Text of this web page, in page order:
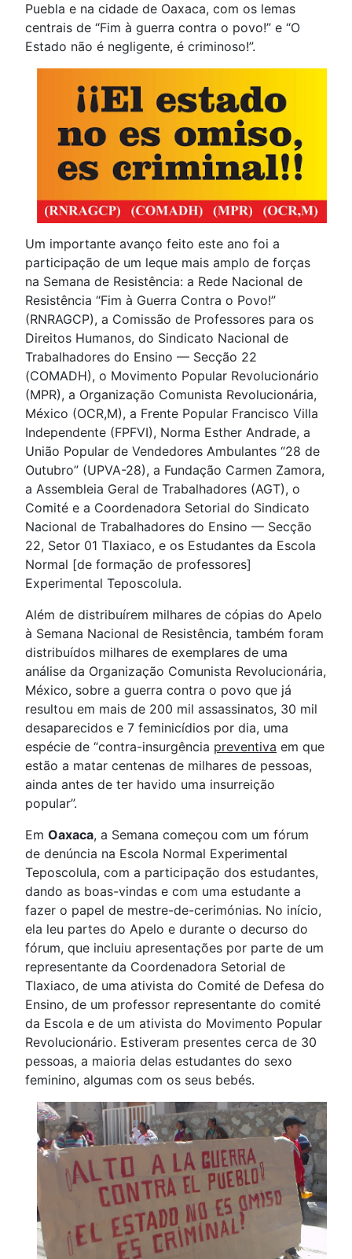
Puebla e na cidade de Oaxaca, com os lemas
centrais de “Fim à guerra contra o povo!” e “O
Estado não é negligente, é criminoso!”.
Um importante avanço feito este ano foi a
participação de um leque mais amplo de forças
na Semana de Resistência: a Rede Nacional de
Resistência “Fim à Guerra Contra o Povo!”
(RNRAGCP), a Comissão de Professores para os
Direitos Humanos, do Sindicato Nacional de
Trabalhadores do Ensino — Secção 22
(COMADH), o Movimento Popular Revolucionário
(MPR), a Organização Comunista Revolucionária,
México (OCR,M), a Frente Popular Francisco Villa
Independente (FPFVI), Norma Esther Andrade, a
União Popular de Vendedores Ambulantes “28 de
Outubro” (UPVA-28), a Fundação Carmen Zamora,
a Assembleia Geral de Trabalhadores (AGT), o
Comité e a Coordenadora Setorial do Sindicato
Nacional de Trabalhadores do Ensino — Secção
22, Setor 01 Tlaxiaco, e os Estudantes da Escola
Normal [de formação de professores]
Experimental Teposcolula.
Além de distribuírem milhares de cópias do Apelo
à Semana Nacional de Resistência, também foram
distribuídos milhares de exemplares de uma
análise da Organização Comunista Revolucionária,
México, sobre a guerra contra o povo que já
resultou em mais de 200 mil assassinatos, 30 mil
desaparecidos e 7 feminicídios por dia, uma
espécie de “contra-insurgência preventiva em que
estão a matar centenas de milhares de pessoas,
ainda antes de ter havido uma insurreição
popular”.
Em Oaxaca, a Semana começou com um fórum
de denúncia na Escola Normal Experimental
Teposcolula, com a participação dos estudantes,
dando as boas-vindas e com uma estudante a
fazer o papel de mestre-de-cerimónias. No início,
ela leu partes do Apelo e durante o decurso do
fórum, que incluiu apresentações por parte de um
representante da Coordenadora Setorial de
Tlaxiaco, de uma ativista do Comité de Defesa do
Ensino, de um professor representante do comité
da Escola e de um ativista do Movimento Popular
Revolucionário. Estiveram presentes cerca de 30
pessoas, a maioria delas estudantes do sexo
feminino, algumas com os seus bebés.